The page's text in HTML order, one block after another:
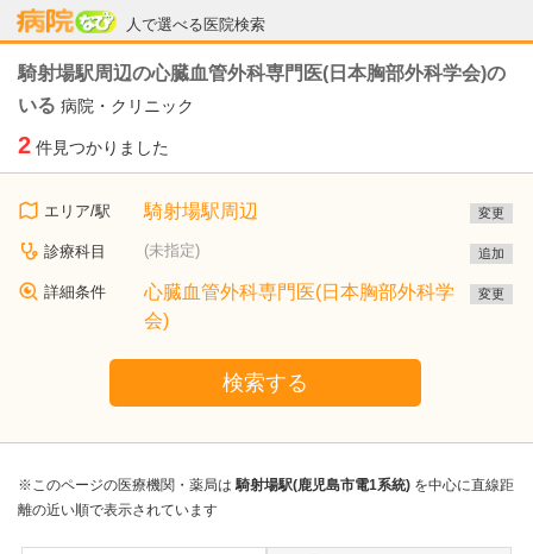
人で選べる医院検索
病院なび
騎射場駅周辺の心臓血管外科専門医(日本胸部外科学会)の
いる 病院・クリニック
2 件見つかりました
エリア/駅 騎射場駅周辺 変更
診療科目 (未指定) 追加
詳細条件
心臓血管外科専門医(日本胸部外科学
会)
変更
検索する
※このページの医療機関・薬局は騎射場駅(鹿児島市電1系統) を中心に直線距
離の近い順で表示されています